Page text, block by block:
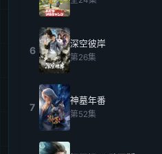
6
深空彼岸
第26集
7
神墓年番
第52集